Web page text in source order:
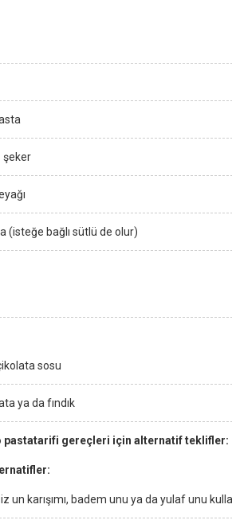
şeker
(isteğe bağlı sütlü de olur)
sosu
ya da fındık
pastatarifi gereçleri için alternatif teklifler:
un karışımı, badem unu ya da yulaf unu